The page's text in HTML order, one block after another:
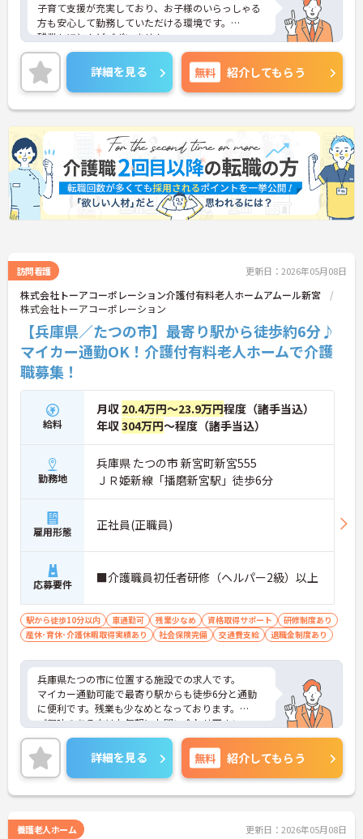
子育て支援が充実しており、お子様のいらっしゃる
方も安心して勤務していただける環境です。
残業もほとんどございません。
ご興味のある方はお気軽にお問い合わせ下さい。
詳細を見る 無料 紹介してもらう
訪問看護 更新日：2026年05月08日
株式会社トーアコーポレーション介護付有料老人ホームアムール新宮
株式会社トーアコーポレーション
【兵庫県／たつの市】最寄り駅から徒歩約6分♪
マイカー通勤OK！介護付有料老人ホームで介護
職募集！
給料
月収 20.4万円～23.9万円程度（諸手当込）
年収304万円～程度（諸手当込）
勤務地
兵庫県 たつの市 新宮町新宮555
ＪＲ姫新線「播磨新宮駅」徒歩6分
雇用形態 正社員(正職員)
応募要件 ■介護職員初任者研修（ヘルパー2級）以上
駅から徒歩10分以内 車通勤可 残業少なめ 資格取得サポート
研修制度あり
産休･育休･介護休暇取得実績あり
社会保険完備 交通費支給 退職金制度あり
兵庫県たつの市に位置する施設での求人です。
マイカー通勤可能で最寄り駅からも徒歩6分と通勤
に便利です。残業も少なめとなっております。
ご興味のある方はお気軽にお問い合わせ下さい。
詳細を見る 無料 紹介してもらう
養護老人ホーム 更新日：2026年05月08日